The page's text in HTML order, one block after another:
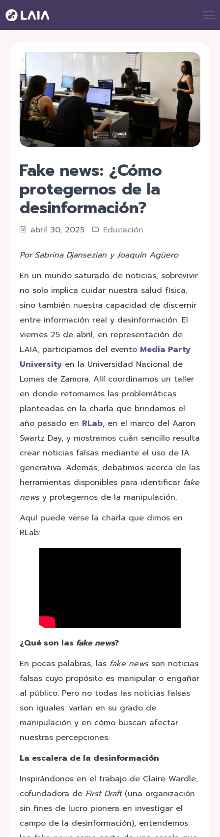
Fake news: ¿Cómo
protegernos de la
desinformación?
abril 30, 2025 Educación
Por Sabrina Djansezian y Joaquín Agüero
En un mundo saturado de noticias, sobrevivir
no solo implica cuidar nuestra salud física,
sino también nuestra capacidad de discernir
entre información real y desinformación. El
viernes 25 de abril, en representación de
LAIA, participamos del evento Media Party
University en la Universidad Nacional de
Lomas de Zamora. Allí coordinamos un taller
en donde retomamos las problemáticas
planteadas en la charla que brindamos el
año pasado en RLab, en el marco del Aaron
Swartz Day, y mostramos cuán sencillo resulta
crear noticias falsas mediante el uso de IA
generativa. Además, debatimos acerca de las
herramientas disponibles para identificar fake
newsy protegernos de la manipulación.
Aquí puede verse la charla que dimos en
RLab:
¿Qué son las fake news?
En pocas palabras, las fake newsson noticias
falsas cuyo propósito es manipular o engañar
al público. Pero no todas las noticias falsas
son iguales: varían en su grado de
manipulación y en cómo buscan afectar
nuestras percepciones.
La escalera de la desinformación
Inspirándonos en el trabajo de Claire Wardle,
cofundadora de First Draft(una organización
sin fines de lucro pionera en investigar el
campo de la desinformación), entendemos